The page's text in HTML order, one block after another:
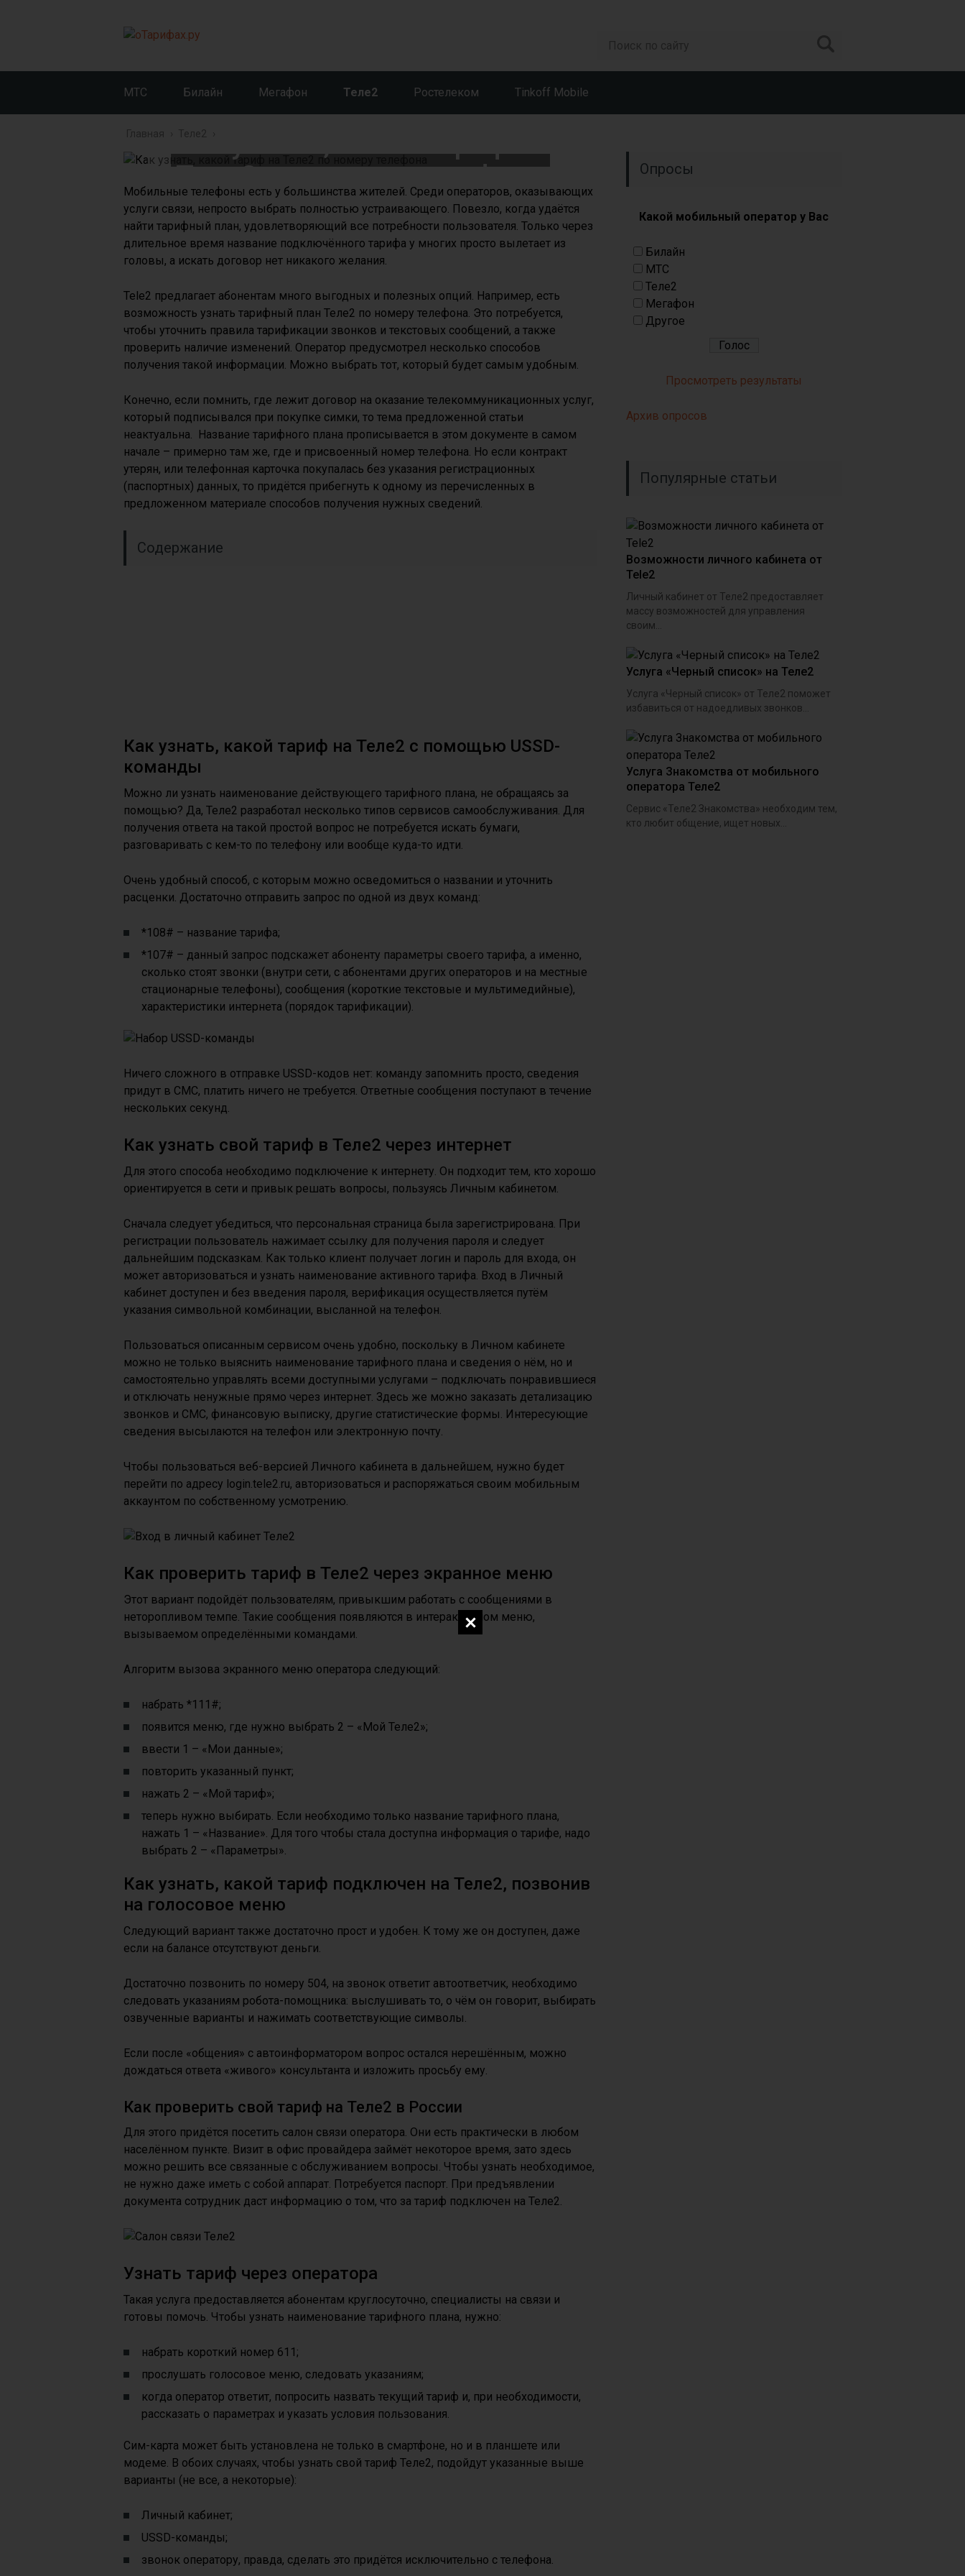
МТС Билайн Мегафон Теле2 Ростелеком Tinkoff Mobile
Главная Теле2
Как узнать, какой тариф на
Теле2 по номеру телефона
Мобильные телефоны есть у большинства жителей. Среди операторов, оказывающих
услуги связи, непросто выбрать полностью устраивающего. Повезло, когда удаётся
найти тарифный план, удовлетворяющий все потребности пользователя. Только через
длительное время название подключённого тарифа у многих просто вылетает из
головы, а искать договор нет никакого желания.
Tele2 предлагает абонентам много выгодных и полезных опций. Например, есть
возможность узнать тарифный план Теле2 по номеру телефона. Это потребуется,
чтобы уточнить правила тарификации звонков и текстовых сообщений, а также
проверить наличие изменений. Оператор предусмотрел несколько способов
получения такой информации. Можно выбрать тот, который будет самым удобным.
Конечно, если помнить, где лежит договор на оказание телекоммуникационных услуг,
который подписывался при покупке симки, то тема предложенной статьи
неактуальна. Название тарифного плана прописывается в этом документе в самом
начале – примерно там же, где и присвоенный номер телефона. Но если контракт
утерян, или телефонная карточка покупалась без указания регистрационных
(паспортных) данных, то придётся прибегнуть к одному из перечисленных в
предложенном материале способов получения нужных сведений.
Содержание
Как узнать, какой тариф на Теле2 с помощью USSD-
команды
Можно ли узнать наименование действующего тарифного плана, не обращаясь за
помощью? Да, Теле2 разработал несколько типов сервисов самообслуживания. Для
получения ответа на такой простой вопрос не потребуется искать бумаги,
разговаривать с кем-то по телефону или вообще куда-то идти.
Очень удобный способ, с которым можно осведомиться о названии и уточнить
расценки. Достаточно отправить запрос по одной из двух команд:
*108# – название тарифа;
*107# – данный запрос подскажет абоненту параметры своего тарифа, а именно,
сколько стоят звонки (внутри сети, с абонентами других операторов и на местные
стационарные телефоны), сообщения (короткие текстовые и мультимедийные),
характеристики интернета (порядок тарификации).
Ничего сложного в отправке USSD-кодов нет: команду запомнить просто, сведения
придут в СМС, платить ничего не требуется. Ответные сообщения поступают в течение
нескольких секунд.
Как узнать свой тариф в Теле2 через интернет
Для этого способа необходимо подключение к интернету. Он подходит тем, кто хорошо
ориентируется в сети и привык решать вопросы, пользуясь Личным кабинетом.
Сначала следует убедиться, что персональная страница была зарегистрирована. При
регистрации пользователь нажимает ссылку для получения пароля и следует
дальнейшим подсказкам. Как только клиент получает логин и пароль для входа, он
может авторизоваться и узнать наименование активного тарифа. Вход в Личный
кабинет доступен и без введения пароля, верификация осуществляется путём
указания символьной комбинации, высланной на телефон.
Пользоваться описанным сервисом очень удобно, поскольку в Личном кабинете
можно не только выяснить наименование тарифного плана и сведения о нём, но и
самостоятельно управлять всеми доступными услугами – подключать понравившиеся
и отключать ненужные прямо через интернет. Здесь же можно заказать детализацию
звонков и СМС, финансовую выписку, другие статистические формы. Интересующие
сведения высылаются на телефон или электронную почту.
Чтобы пользоваться веб-версией Личного кабинета в дальнейшем, нужно будет
перейти по адресу login.tele2.ru, авторизоваться и распоряжаться своим мобильным
аккаунтом по собственному усмотрению.
Как проверить тариф в Теле2 через экранное меню
Этот вариант подойдёт пользователям, привыкшим работать с сообщениями в
неторопливом темпе. Такие сообщения появляются в интерактивном меню,
вызываемом определёнными командами.
Алгоритм вызова экранного меню оператора следующий:
набрать *111#;
появится меню, где нужно выбрать 2 – «Мой Теле2»;
ввести 1 – «Мои данные»;
повторить указанный пункт;
нажать 2 – «Мой тариф»;
теперь нужно выбирать. Если необходимо только название тарифного плана,
нажать 1 – «Название». Для того чтобы стала доступна информация о тарифе, надо
выбрать 2 – «Параметры».
Как узнать, какой тариф подключен на Теле2, позвонив
на голосовое меню
Следующий вариант также достаточно прост и удобен. К тому же он доступен, даже
если на балансе отсутствуют деньги.
Достаточно позвонить по номеру 504, на звонок ответит автоответчик, необходимо
следовать указаниям робота-помощника: выслушивать то, о чём он говорит, выбирать
озвученные варианты и нажимать соответствующие символы.
Если после «общения» с автоинформатором вопрос остался нерешённым, можно
дождаться ответа «живого» консультанта и изложить просьбу ему.
Как проверить свой тариф на Теле2 в России
Для этого придётся посетить салон связи оператора. Они есть практически в любом
населённом пункте. Визит в офис провайдера займёт некоторое время, зато здесь
можно решить все связанные с обслуживанием вопросы. Чтобы узнать необходимое,
не нужно даже иметь с собой аппарат. Потребуется паспорт. При предъявлении
документа сотрудник даст информацию о том, что за тариф подключен на Теле2.
Узнать тариф через оператора
Такая услуга предоставляется абонентам круглосуточно, специалисты на связи и
готовы помочь. Чтобы узнать наименование тарифного плана, нужно:
набрать короткий номер 611;
прослушать голосовое меню, следовать указаниям;
когда оператор ответит, попросить назвать текущий тариф и, при необходимости,
рассказать о параметрах и указать условия пользования.
Сим-карта может быть установлена не только в смартфоне, но и в планшете или
модеме. В обоих случаях, чтобы узнать свой тариф Теле2, подойдут указанные выше
варианты (не все, а некоторые):
Личный кабинет;
USSD-команды;
звонок оператору, правда, сделать это придётся исключительно с телефона.
Опросы
Какой мобильный оператор у Вас
Билайн
МТС
Теле2
Мегафон
Другое
Просмотреть результаты
Архив опросов
Популярные статьи
Возможности личного кабинета от
Tele2
Личный кабинет от Теле2 предоставляет
массу возможностей для управления
своим...
Услуга «Черный список» на Теле2
Услуга «Черный список» от Теле2 поможет
избавиться от надоедливых звонков...
Услуга Знакомства от мобильного
оператора Теле2
Сервис «Теле2 Знакомства» необходим тем,
кто любит общение, ищет новых...